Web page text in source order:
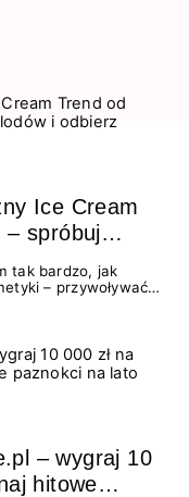
Ice Cream
– spróbuj
tak bardzo, jak
– przywoływać
to coś więcej niż
teksturę,
Tego lata
unikalny projekt
– wygraj 10
hitowe